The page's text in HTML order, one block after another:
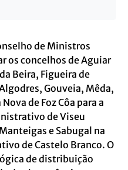
de Ministros
os concelhos de Aguiar
Beira, Figueira de
Gouveia, Mêda,
de Foz Côa para a
de Viseu
e Sabugal na
de Castelo Branco. O
de distribuição